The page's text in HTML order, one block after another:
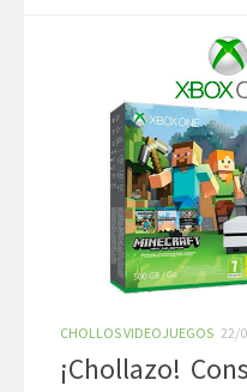
CHOLLOS VIDEOJUEGOS 22/
¡Chollazo!